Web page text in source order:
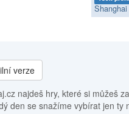
verze
najdeš hry, které si můžeš
den se snažíme vybírat jen